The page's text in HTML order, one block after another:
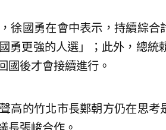
徐國勇在會中表示，持續綜合
勇更強的人選」；此外，總統
國後才會接續進行。
高的竹北市長鄭朝方仍在思考